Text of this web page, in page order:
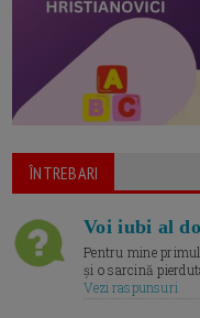
ÎNTREBARI
Voi iubi al
Pentru mine
și o sarcină
Vezi raspunsuri